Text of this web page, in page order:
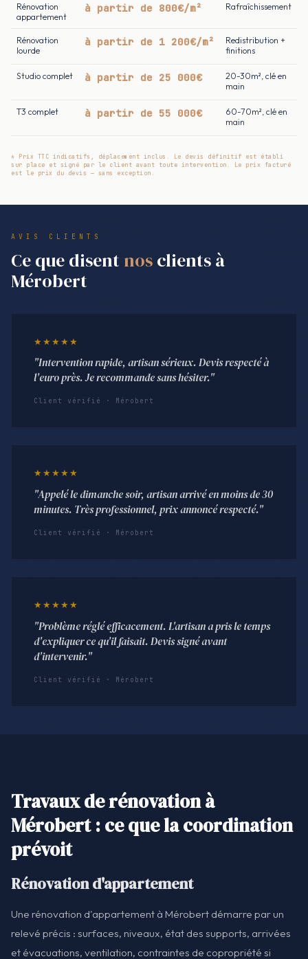
Rénovation
appartement
à partir de 800€/m² Rafraîchissement
Rénovation
lourde
à partir de 1 200€/m²
Redistribution +
finitions
Studio complet à partir de 25 000€
20-30m², clé en
main
T3 complet à partir de 55 000€
60-70m², clé en
main
* Prix TTC indicatifs, déplacement inclus. Le devis définitif est établi
sur place et signé par le client avant toute intervention. Le prix facturé
est le prix du devis — sans exception.
AVIS CLIENTS
Ce que disent nosclients à
Mérobert
★★★★★
"Intervention rapide, artisan sérieux. Devis respecté à
l'euro près. Je recommande sans hésiter."
Client vérifié · Mérobert
★★★★★
"Appelé le dimanche soir, artisan arrivé en moins de 30
minutes. Très professionnel, prix annoncé respecté."
Client vérifié · Mérobert
★★★★★
"Problème réglé efficacement. L'artisan a pris le temps
d'expliquer ce qu'il faisait. Devis signé avant
d'intervenir."
Client vérifié · Mérobert
Travaux de rénovation à
Mérobert : ce que la coordination
prévoit
Rénovation d'appartement
Une rénovation d'appartement à Mérobert démarre par un
relevé précis : surfaces, niveaux, état des supports, arrivées
et évacuations, ventilation, contraintes de copropriété si